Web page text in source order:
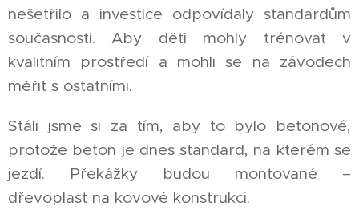
nešetřilo a investice odpovídaly standardům
současnosti. Aby děti mohly trénovat v
kvalitním prostředí a mohli se na závodech
měřit s ostatními.
Stáli jsme si za tím, aby to bylo betonové,
protože beton je dnes standard, na kterém se
jezdí. Překážky budou montované –
dřevoplast na kovové konstrukci.